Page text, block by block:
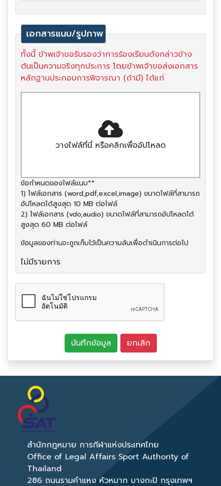
เอกสารแนบ/รูปภาพ
ทั้งนี้ ข้าพเจ้าขอรับรองว่าการร้องเรียนดังกล่าวข้าง
ต้นเป็นความจริงทุกประการ โดยข้าพเจ้าขอส่งเอกสาร
หลักฐานประกอบการพิจารณา (ถ้ามี) ได้แก่
วางไฟล์ที่นี่ หรือคลิกเพื่ออัปโหลด
ข้อกำหนดของไฟล์แนบ**
1) ไฟล์เอกสาร (word,pdf,excel,image) ขนาดไฟล์ที่สามารถ
อัปโหลดได้สูงสุด 10 MB ต่อไฟล์
2) ไฟล์เอกสาร (vdo,audio) ขนาดไฟล์ที่สามารถอัปโหลดได้
สูงสุด 60 MB ต่อไฟล์
ข้อมูลของท่านจะถูกเก็บไว้เป็นความลับเพื่อดำเนินการต่อไป
ไม่มีรายการ
สำนักกฎหมาย การกีฬาแห่งประเทศไทย
Office of Legal Affairs Sport Authority of
Thailand
286 ถนนรามคำแหง หัวหมาก บางกะปิ กรุงเทพฯ